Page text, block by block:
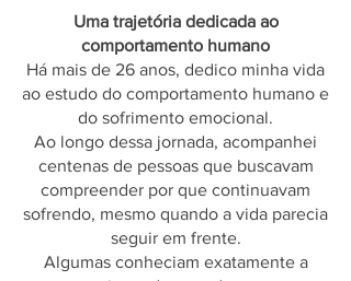
Uma trajetória dedicada ao
comportamento humano
Há mais de 26 anos, dedico minha vida
ao estudo do comportamento humano e
do sofrimento emocional.
Ao longo dessa jornada, acompanhei
centenas de pessoas que buscavam
compreender por que continuavam
sofrendo, mesmo quando a vida parecia
seguir em frente.
Algumas conheciam exatamente a